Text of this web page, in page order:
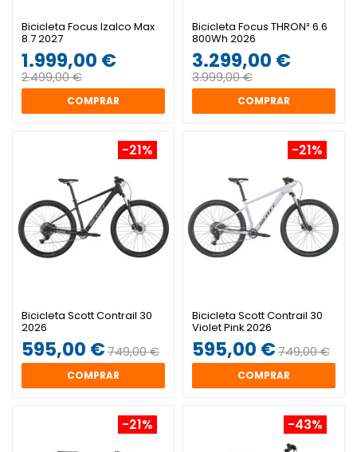
Bicicleta Focus Izalco Max
8.7 2027
1.999,00 €
2.499,00 €
COMPRAR
Bicicleta Focus THRON² 6.6
800Wh 2026
3.299,00 €
3.999,00 €
COMPRAR
-21%
Bicicleta Scott Contrail 30
2026
595,00 €749,00 €
COMPRAR
-21%
Bicicleta Scott Contrail 30
Violet Pink 2026
595,00 €749,00 €
COMPRAR
-21% -43%